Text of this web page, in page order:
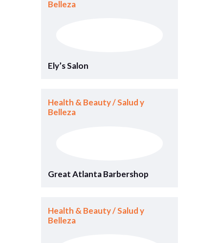
Belleza
Ely’s Salon
Health & Beauty / Salud y
Belleza
Great Atlanta Barbershop
Health & Beauty / Salud y
Belleza